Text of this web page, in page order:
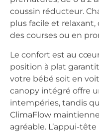
coussin réducteur.
plus facile et
des courses ou en
Le confort est au
position à plat
votre bébé soit en
canopy intégré offre
intempéries, tandis
ClimaFlow
agréable. L’appui-